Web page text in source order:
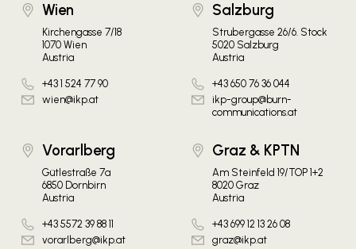
Wien
Kirchengasse 7/18
1070 Wien
Austria
+43 1 524 77 90
wien@ikp.at
Salzburg
Strubergasse 26/6. Stock
5020 Salzburg
Austria
+43 650 76 36 044
ikp-group@burn-
communications.at
Vorarlberg
Gütlestraße 7a
6850 Dornbirn
Austria
+43 5572 39 88 11
vorarlberg@ikp.at
Graz & KPTN
Am Steinfeld 19/TOP 1+2
8020 Graz
Austria
+43 699 12 13 26 08
graz@ikp.at